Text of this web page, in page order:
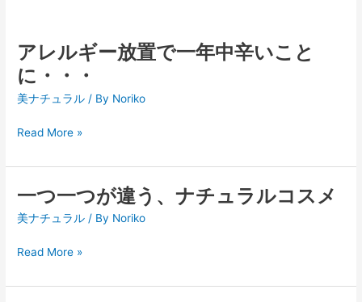
アレルギー放置で一年中辛いこと
に・・・
美ナチュラル / By Noriko
ア
レ
ル
ギ
放
一
中
Read More »
一つ一つが違う、ナチュラルコスメ
美ナチュラル / By Noriko
一
つ
一
つ
Read More »